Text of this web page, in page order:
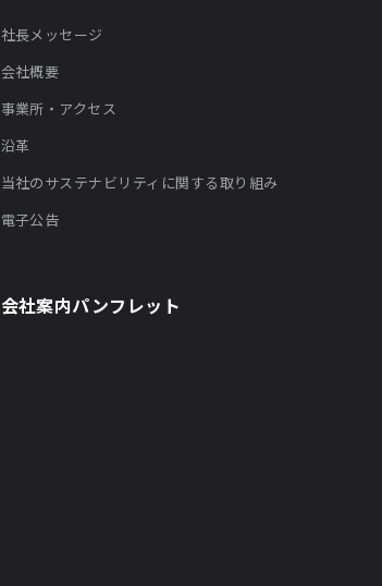
社長メッセージ
会社概要
事業所・アクセス
沿革
当社のサステナビリティに関する取り組み
電子公告
会社案内パンフレット